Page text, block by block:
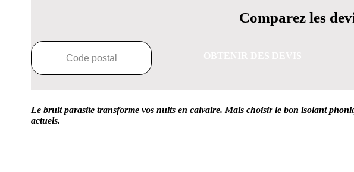
Comparez les
Le bruit parasite transforme vos nuits en calvaire. Mais choisir le bon isolant
actuels.